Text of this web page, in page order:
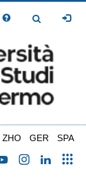
Toggle
ZHO GER SPA